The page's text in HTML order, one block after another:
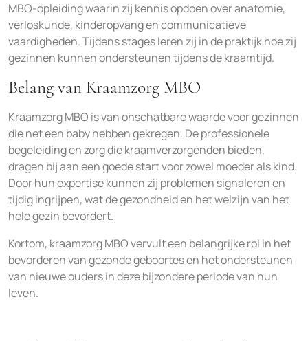
MBO-opleiding waarin zij kennis opdoen over anatomie,
verloskunde, kinderopvang en communicatieve
vaardigheden. Tijdens stages leren zij in de praktijk hoe zij
gezinnen kunnen ondersteunen tijdens de kraamtijd.
Belang van Kraamzorg MBO
Kraamzorg MBO is van onschatbare waarde voor gezinnen
die net een baby hebben gekregen. De professionele
begeleiding en zorg die kraamverzorgenden bieden,
dragen bij aan een goede start voor zowel moeder als kind.
Door hun expertise kunnen zij problemen signaleren en
tijdig ingrijpen, wat de gezondheid en het welzijn van het
hele gezin bevordert.
Kortom, kraamzorg MBO vervult een belangrijke rol in het
bevorderen van gezonde geboortes en het ondersteunen
van nieuwe ouders in deze bijzondere periode van hun
leven.